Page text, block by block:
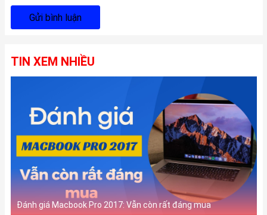
Gửi bình luận
TIN XEM NHIỀU
Đánh giá Macbook Pro 2017: Vẫn còn rất đáng mua